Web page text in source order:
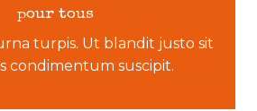
pour tous
turpis. Ut blandit justo sit
condimentum suscipit.